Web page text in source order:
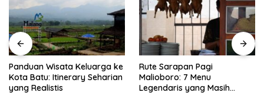
Panduan Wisata Keluarga ke
Kota Batu: Itinerary Seharian
yang Realistis
Rute Sarapan Pagi
Malioboro: 7 Menu
Legendaris yang Masih